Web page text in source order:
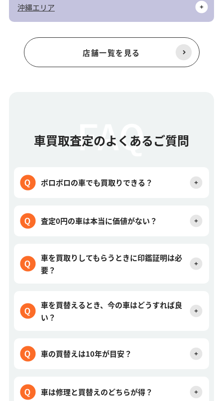
沖縄エリア
店舗一覧を見る
車買取査定のよくあるご質問
ボロボロの車でも買取りできる？
査定0円の車は本当に価値がない？
車を買取りしてもらうときに印鑑証明は必
要？
車を買替えるとき、今の車はどうすれば良
い？
車の買替えは10年が目安？
車は修理と買替えのどちらが得？